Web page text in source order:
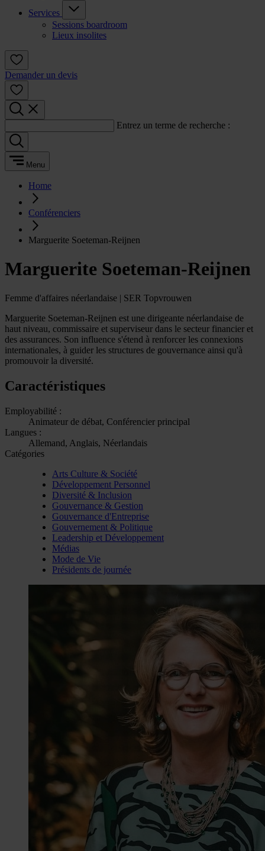
Services
Sessions boardroom
Lieux insolites
Demander un devis
Entrez un terme de recherche :
Menu
Home
Conférenciers
Marguerite Soeteman-Reijnen
Marguerite Soeteman-Reijnen
Femme d'affaires néerlandaise | SER Topvrouwen
Marguerite Soeteman-Reijnen est une dirigeante néerlandaise de
haut niveau, commissaire et superviseur dans le secteur financier et
des assurances. Son influence s'étend à renforcer les connexions
internationales, à guider les structures de gouvernance ainsi qu'à
promouvoir la diversité.
Caractéristiques
Employabilité :
Animateur de débat, Conférencier principal
Langues :
Allemand, Anglais, Néerlandais
Catégories
Arts Culture & Société
Développement Personnel
Diversité & Inclusion
Gouvernance & Gestion
Gouvernance d'Entreprise
Gouvernement & Politique
Leadership et Développement
Médias
Mode de Vie
Présidents de journée